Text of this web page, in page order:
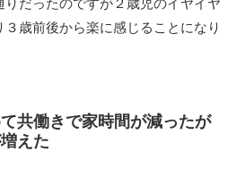
歳前後から楽に感じることになり
共働きで家時間が減ったが
えた